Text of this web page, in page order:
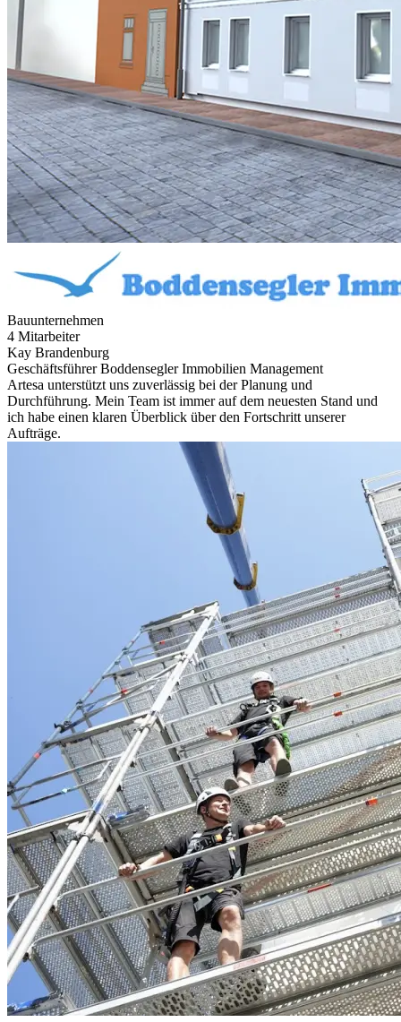
Bauunternehmen
4 Mitarbeiter
Kay Brandenburg
Geschäftsführer Boddensegler Immobilien Management
Artesa unterstützt uns zuverlässig bei der Planung und
Durchführung. Mein Team ist immer auf dem neuesten Stand und
ich habe einen klaren Überblick über den Fortschritt unserer
Aufträge.